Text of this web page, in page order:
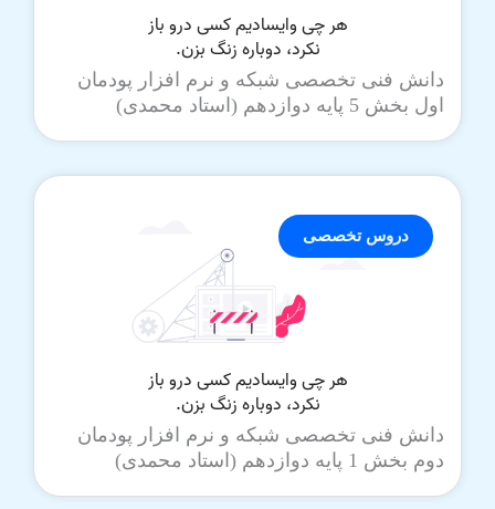
دانش فنی تخصصی شبکه و نرم افزار پودمان
اول بخش 5 پایه دوازدهم (استاد محمدی)
دانش فنی تخصصی شبکه و نرم افزار پودمان
دوم بخش 1 پایه دوازدهم (استاد محمدی)
دروس تخصصی